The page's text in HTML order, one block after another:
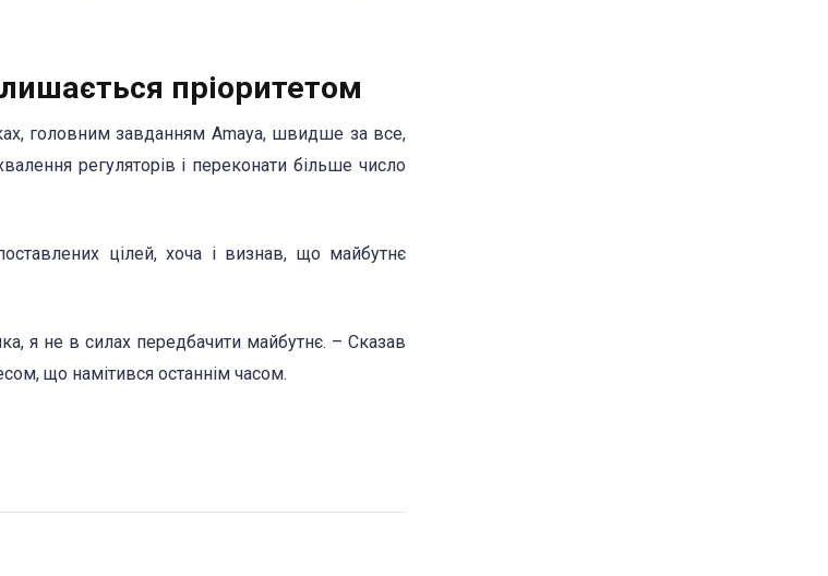
пріоритетом
головним завданням Amaya, швидше за все,
регуляторів і переконати більше число
цілей, хоча і визнав, що майбутнє
я не в силах передбачити майбутнє. – Сказав
що намітився останнім часом.